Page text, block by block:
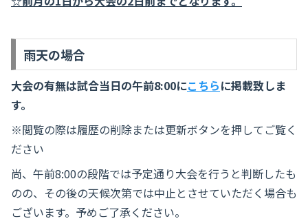
雨天の場合
大会の有無は試合当日の午前8:00にこちらに掲載致しま
す。
※閲覧の際は履歴の削除または更新ボタンを押してご覧く
ださい
尚、午前8:00の段階では予定通り大会を行うと判断したも
のの、その後の天候次第では中止とさせていただく場合も
ございます。予めご了承ください。